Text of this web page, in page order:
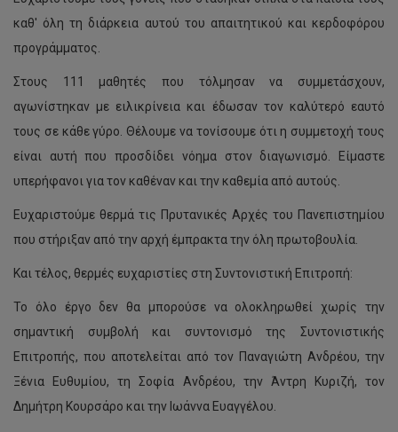
καθ' όλη τη διάρκεια αυτού του απαιτητικού και κερδοφόρου
προγράμματος.
Στους 111 μαθητές που τόλμησαν να συμμετάσχουν,
αγωνίστηκαν με ειλικρίνεια και έδωσαν τον καλύτερό εαυτό
τους σε κάθε γύρο. Θέλουμε να τονίσουμε ότι η συμμετοχή τους
είναι αυτή που προσδίδει νόημα στον διαγωνισμό. Είμαστε
υπερήφανοι για τον καθέναν και την καθεμία από αυτούς.
Ευχαριστούμε θερμά τις Πρυτανικές Αρχές του Πανεπιστημίου
που στήριξαν από την αρχή έμπρακτα την όλη πρωτοβουλία.
Και τέλος, θερμές ευχαριστίες στη Συντονιστική Επιτροπή:
Το όλο έργο δεν θα μπορούσε να ολοκληρωθεί χωρίς την
σημαντική συμβολή και συντονισμό της Συντονιστικής
Επιτροπής, που αποτελείται από τον Παναγιώτη Ανδρέου, την
Ξένια Ευθυμίου, τη Σοφία Ανδρέου, την Άντρη Κυριζή, τον
Δημήτρη Κουρσάρο και την Ιωάννα Ευαγγέλου.